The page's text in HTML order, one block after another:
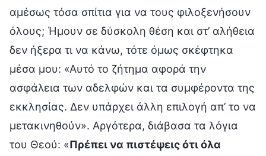
αμέσως τόσα σπίτια για να τους φιλοξενήσουν
όλους; Ήμουν σε δύσκολη θέση και στ’ αλήθεια
δεν ήξερα τι να κάνω, τότε όμως σκέφτηκα
μέσα μου: «Αυτό το ζήτημα αφορά την
ασφάλεια των αδελφών και τα συμφέροντα της
εκκλησίας. Δεν υπάρχει άλλη επιλογή απ’ το να
μετακινηθούν». Αργότερα, διάβασα τα λόγια
του Θεού: «Πρέπει να πιστέψεις ότι όλα